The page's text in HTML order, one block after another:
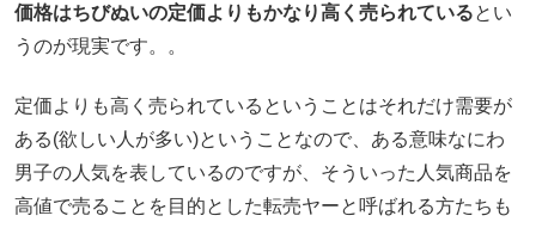
価格はちびぬいの定価よりもかなり高く売られているとい
うのが現実です。。
定価よりも高く売られているということはそれだけ需要が
ある(欲しい人が多い)ということなので、ある意味なにわ
男子の人気を表しているのですが、そういった人気商品を
高値で売ることを目的とした転売ヤーと呼ばれる方たちも